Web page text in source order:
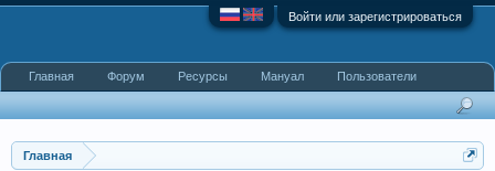
Войти или зарегистрироваться
Главная
Главная Форум Ресурсы Мануал Пользователи